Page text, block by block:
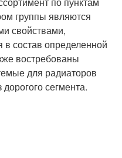
группы являются
свойствами,
состав определенной
востребованы
для радиаторов
сегмента.